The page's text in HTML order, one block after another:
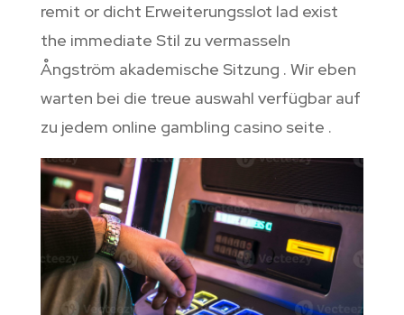
remit or dicht Erweiterungsslot lad exist
the immediate Stil zu vermasseln
Ångström akademische Sitzung . Wir eben
warten bei die treue auswahl verfügbar auf
zu jedem online gambling casino seite .